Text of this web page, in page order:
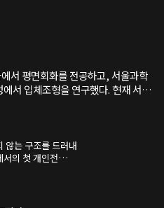
서 평면회화를 전공하고, 서울과학
서 입체조형을 연구했다. 현재 서울
않는 구조를 드러내
의 첫 개인전
다. 가상의 코드가